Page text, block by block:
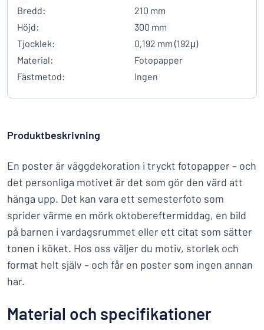
Bredd:
210 mm
Höjd:
300 mm
Tjocklek:
0,192 mm (192μ)
Material:
Fotopapper
Fästmetod:
Ingen
Produktbeskrivning
En poster är väggdekoration i tryckt fotopapper – och
det personliga motivet är det som gör den värd att
hänga upp. Det kan vara ett semesterfoto som
sprider värme en mörk oktobereftermiddag, en bild
på barnen i vardagsrummet eller ett citat som sätter
tonen i köket. Hos oss väljer du motiv, storlek och
format helt själv – och får en poster som ingen annan
har.
Material och specifikationer